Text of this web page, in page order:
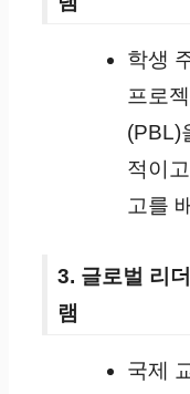
학생
프로
(PBL)
적이
고를
3. 글로벌 리
램
국제